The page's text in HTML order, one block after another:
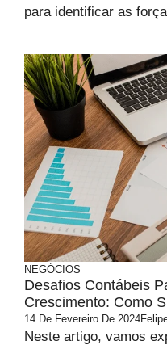
para identificar as
NEGÓCIOS
Desafios Contábeis
Crescimento: Como
14 De Fevereiro De 2024
Neste artigo, vamos